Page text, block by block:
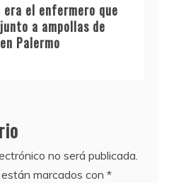
era el enfermero que
a ampollas de
Palermo
no será publicada.
marcados con *